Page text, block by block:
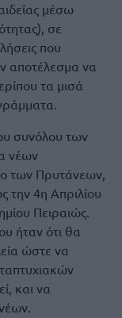
μέσω
σε
που
αποτέλεσμα να
τα μισά
συνόλου των
νέων
των Πρυτάνεων,
την 4η Απριλίου
Πειραιώς.
ήταν ότι θα
ώστε να
και να